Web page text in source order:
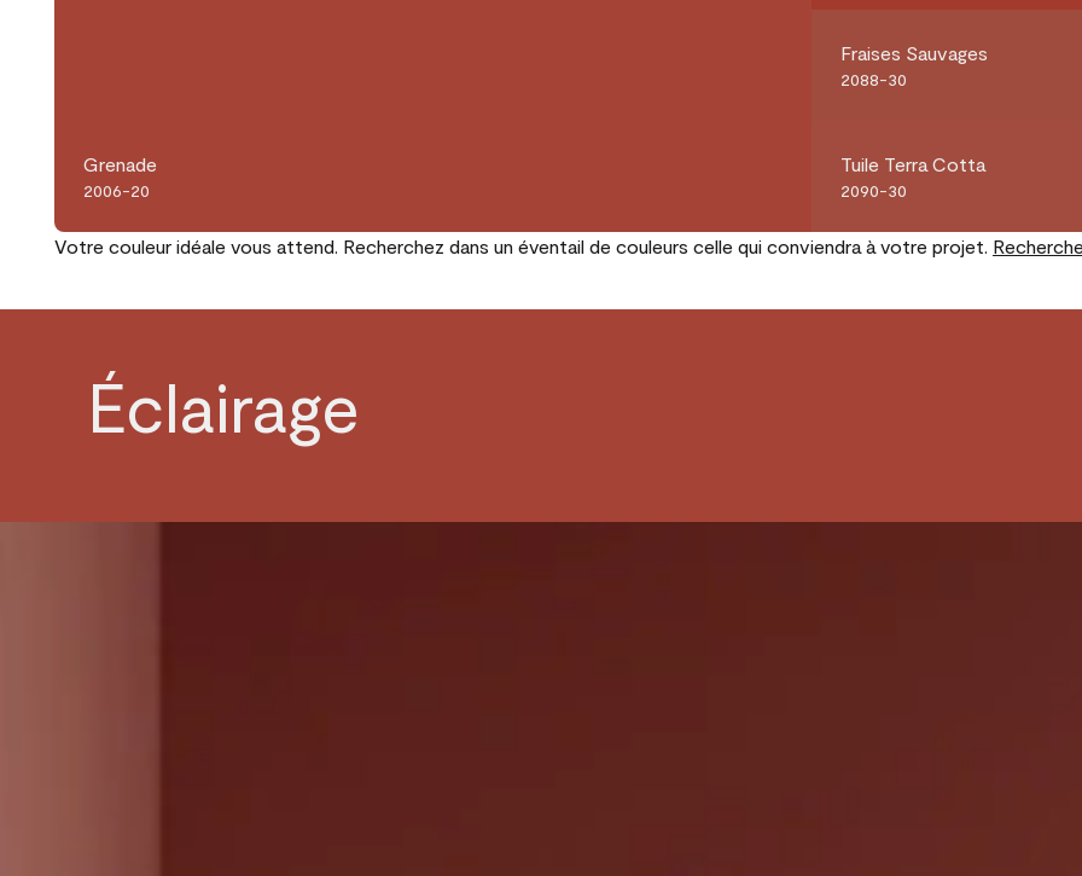
Grenade
2006-20
Fraises Sauvages
2088-30
Tuile Terra Cotta
2090-30
Votre couleur idéale vous attend. Recherchez dans un éventail de couleurs celle qui conviendra à votre projet.
Éclairage